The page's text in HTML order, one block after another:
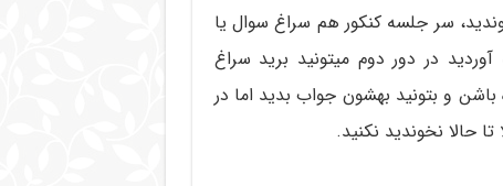
سر جلسه کنکور هم سراغ سوال یا
در دور دوم میتونید برید سراغ
و بتونید بهشون جواب بدید اما در
حالا نخوندید نکنید.